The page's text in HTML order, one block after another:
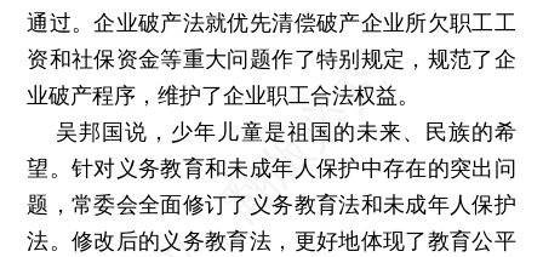
通过。企业破产法就优先清偿破产企业所欠职工工
资和社保资金等重大问题作了特别规定，规范了企
业破产程序，维护了企业职工合法权益。
吴邦国说，少年儿童是祖国的未来、民族的希
望。针对义务教育和未成年人保护中存在的突出问
题，常委会全面修订了义务教育法和未成年人保护
法。修改后的义务教育法，更好地体现了教育公平